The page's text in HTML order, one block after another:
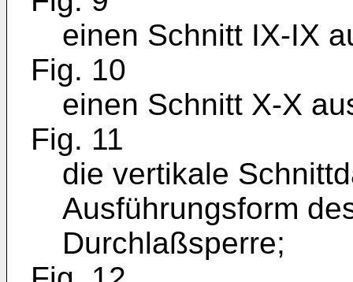
einen Schnitt IX-IX
Fig. 10
einen Schnitt X-X
Fig. 11
die vertikale
Ausführungsform
Durchlaßsperre;